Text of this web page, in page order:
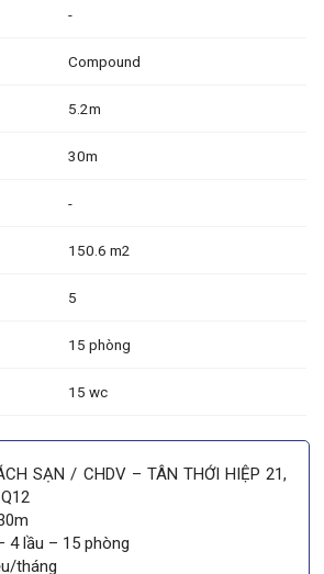
-
Compound
5.2m
30m
-
150.6 m2
5
15 phòng
15 wc
SẠN / CHDV – TÂN THỚI HIỆP 21,
4 lầu – 15 phòng
tháng